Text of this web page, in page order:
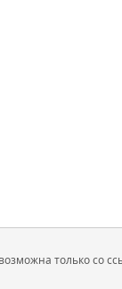
только со